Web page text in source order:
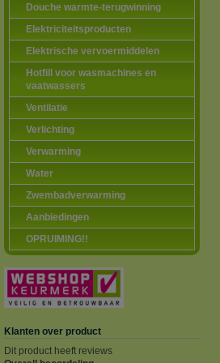
Douche warmte-terugwinning
Elektriciteitsproducten
Elektrische vervoermiddelen
Hotfill voor wasmachines en
vaatwassers
Ventilatie
Verlichting
Verwarming
Water
Zwembadverwarming
Aanbiedingen
OPRUIMING!!
Klanten over product
Dit product heeft reviews